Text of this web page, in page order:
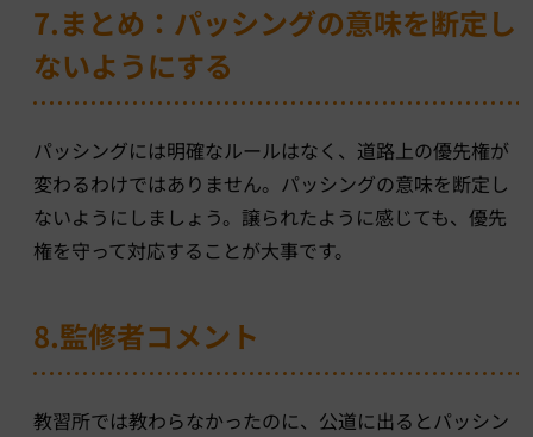
7.まとめ：パッシングの意味を断定し
ないようにする
パッシングには明確なルールはなく、道路上の優先権が
変わるわけではありません。パッシングの意味を断定し
ないようにしましょう。譲られたように感じても、優先
権を守って対応することが大事です。
8.監修者コメント
教習所では教わらなかったのに、公道に出るとパッシン